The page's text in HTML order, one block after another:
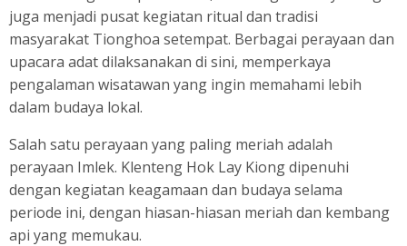
juga menjadi pusat kegiatan ritual dan tradisi
masyarakat Tionghoa setempat. Berbagai perayaan dan
upacara adat dilaksanakan di sini, memperkaya
pengalaman wisatawan yang ingin memahami lebih
dalam budaya lokal.
Salah satu perayaan yang paling meriah adalah
perayaan Imlek. Klenteng Hok Lay Kiong dipenuhi
dengan kegiatan keagamaan dan budaya selama
periode ini, dengan hiasan-hiasan meriah dan kembang
api yang memukau.